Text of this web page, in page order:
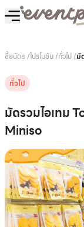
ซื้อบัตร /โปรโมชัน/ทั่วไป/มั
ทั่วไป
มัดรวมไอเทม
Miniso